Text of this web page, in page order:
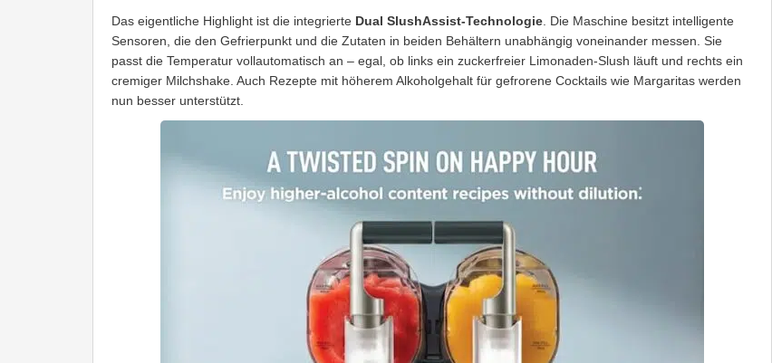
Das eigentliche Highlight ist die integrierte Dual SlushAssist-Technologie . Die Maschine besitzt intelligente
Sensoren, die den Gefrierpunkt und die Zutaten in beiden Behältern unabhängig voneinander messen. Sie
passt die Temperatur vollautomatisch an – egal, ob links ein zuckerfreier Limonaden-Slush läuft und rechts ein
cremiger Milchshake. Auch Rezepte mit höherem Alkoholgehalt für gefrorene Cocktails wie Margaritas werden
nun besser unterstützt.